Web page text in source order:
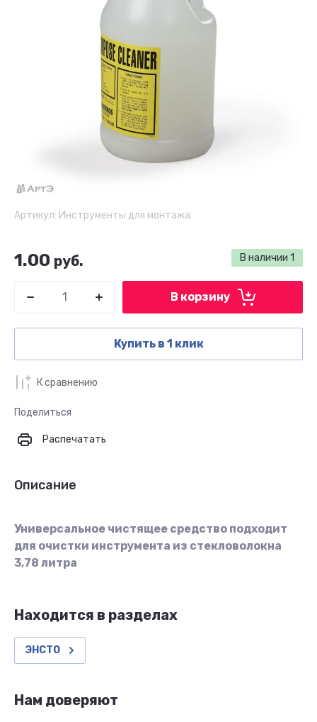
Артикул: Инструменты для монтажа
В наличии 1
1.00 руб.
В корзину
Купить в 1 клик
К сравнению
Поделиться
Распечатать
Описание
Универсальное чистящее средство подходит
для очистки инструмента из стекловолокна
3,78 литра
Находится в разделах
ЭНСТО
Нам доверяют